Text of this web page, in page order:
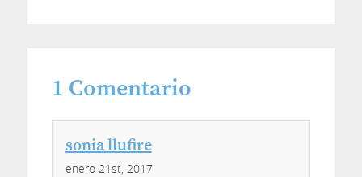
1 Comentario
sonia llufire
enero 21st, 2017